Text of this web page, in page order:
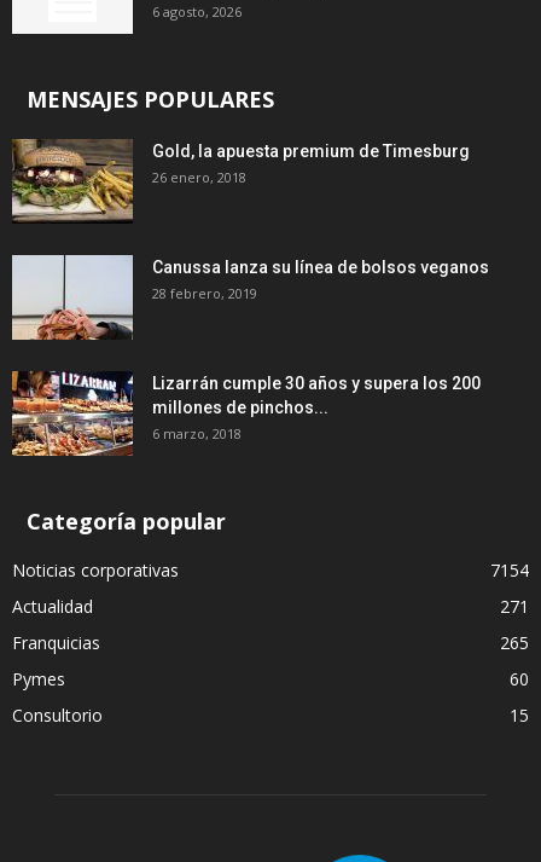
6 agosto, 2026
MENSAJES POPULARES
Gold, la apuesta premium de Timesburg
26 enero, 2018
Canussa lanza su línea de bolsos veganos
28 febrero, 2019
Lizarrán cumple 30 años y supera los 200
millones de pinchos...
6 marzo, 2018
Categoría popular
Noticias corporativas
7154
Actualidad
271
Franquicias
265
Pymes
60
Consultorio
15